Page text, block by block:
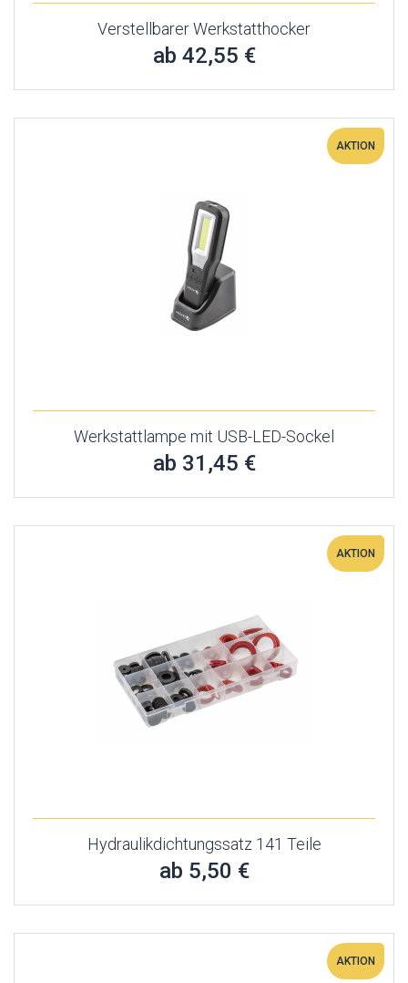
Verstellbarer Werkstatthocker
ab 42,55 €
AKTION
Werkstattlampe mit USB-LED-Sockel
ab 31,45 €
AKTION
Hydraulikdichtungssatz 141 Teile
ab 5,50 €
AKTION